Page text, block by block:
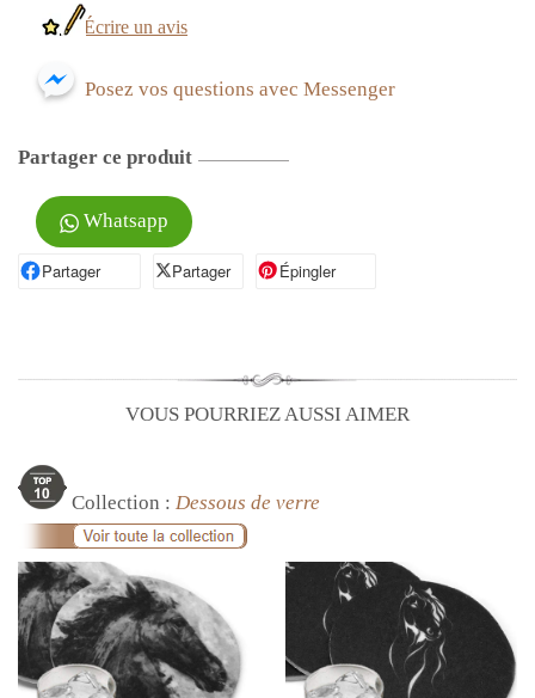
Écrire un avis
Posez vos questions avec Messenger
Partager ce produit
Whatsapp
PartagerPartager sur Facebook
Partager
Partager sur XÉpinglerÉpingler sur Pinterest
VOUS POURRIEZ AUSSI AIMER
Collection : Dessous de verre